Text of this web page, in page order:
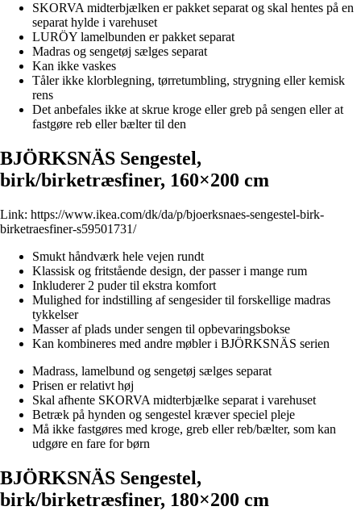
SKORVA midterbjælken er pakket separat og skal hentes på en
separat hylde i varehuset
LURÖY lamelbunden er pakket separat
Madras og sengetøj sælges separat
Kan ikke vaskes
Tåler ikke klorblegning, tørretumbling, strygning eller kemisk
rens
Det anbefales ikke at skrue kroge eller greb på sengen eller at
fastgøre reb eller bælter til den
BJÖRKSNÄS Sengestel,
birk/birketræsfiner, 160×200 cm
Link: https://www.ikea.com/dk/da/p/bjoerksnaes-sengestel-birk-
birketraesfiner-s59501731/
Smukt håndværk hele vejen rundt
Klassisk og fritstående design, der passer i mange rum
Inkluderer 2 puder til ekstra komfort
Mulighed for indstilling af sengesider til forskellige madras
tykkelser
Masser af plads under sengen til opbevaringsbokse
Kan kombineres med andre møbler i BJÖRKSNÄS serien
Madrass, lamelbund og sengetøj sælges separat
Prisen er relativt høj
Skal afhente SKORVA midterbjælke separat i varehuset
Betræk på hynden og sengestel kræver speciel pleje
Må ikke fastgøres med kroge, greb eller reb/bælter, som kan
udgøre en fare for børn
BJÖRKSNÄS Sengestel,
birk/birketræsfiner, 180×200 cm